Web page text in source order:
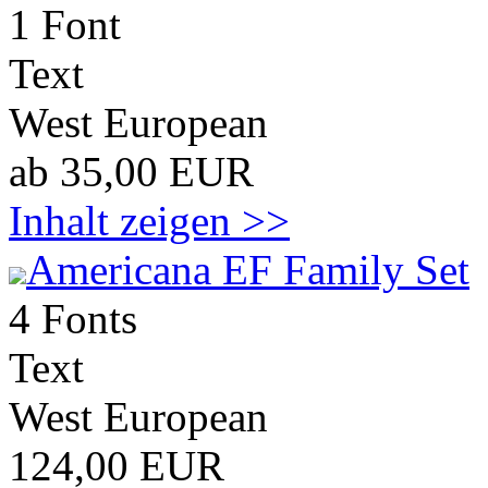
1 Font
Text
West European
ab 35,00 EUR
Inhalt zeigen >>
Americana EF Family Set
4 Fonts
Text
West European
124,00 EUR